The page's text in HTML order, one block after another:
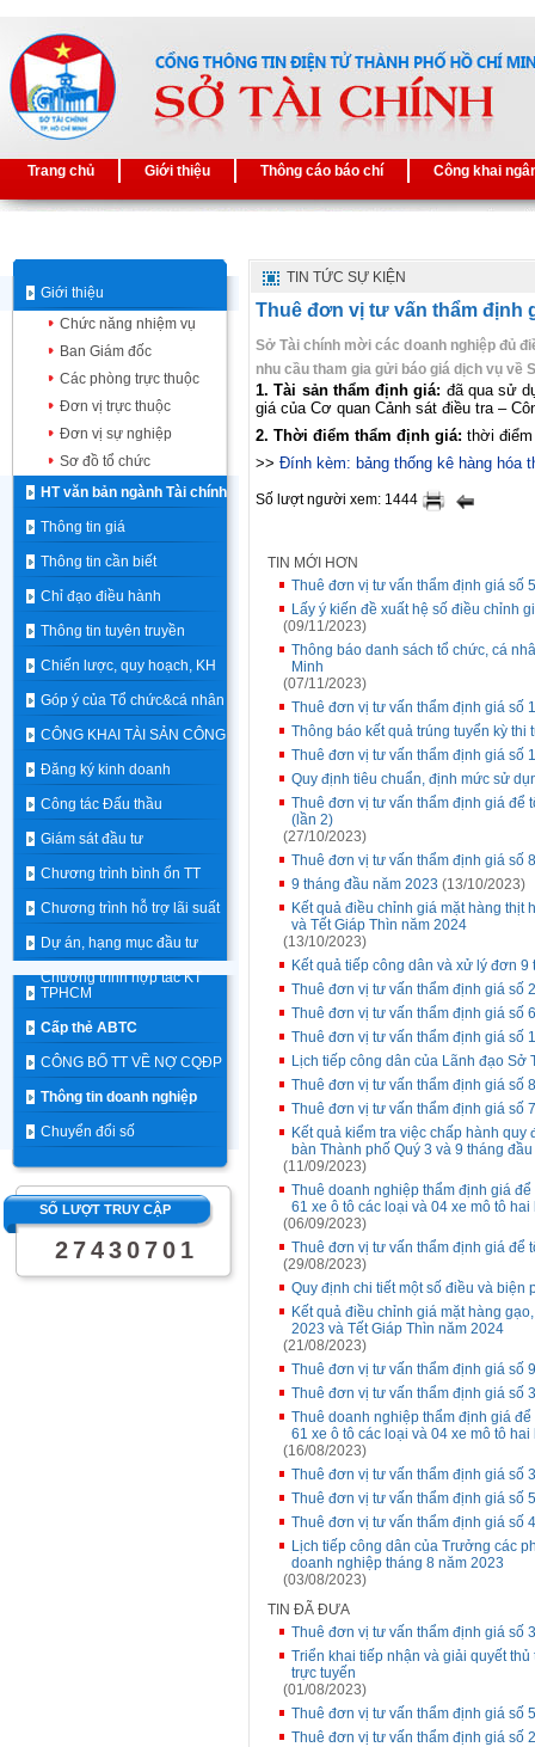
Trang chủ Giới thiệu Thông cáo báo chí Công khai
Giới thiệu
Chức năng nhiệm vụ
Ban Giám đốc
Các phòng trực thuộc
Đơn vị trực thuộc
Đơn vị sự nghiệp
Sơ đồ tổ chức
HT văn bản ngành Tài chính
Thông tin giá
Thông tin cần biết
Chỉ đạo điều hành
Thông tin tuyên truyền
Chiến lược, quy hoạch, KH
Góp ý của Tổ chức&cá nhân
CÔNG KHAI TÀI SẢN CÔNG
Đăng ký kinh doanh
Công tác Đấu thầu
Giám sát đầu tư
Chương trình bình ổn TT
Chương trình hỗ trợ lãi suất
Dự án, hạng mục đầu tư
Chương trình hợp tác KT
TPHCM
Cấp thẻ ABTC
CÔNG BỐ TT VỀ NỢ CQĐP
Thông tin doanh nghiệp
Chuyển đổi số
SỐ LƯỢT TRUY CẬP
2 7 4 3 0 7 0 1
TIN TỨC SỰ KIỆN
Thuê đơn vị tư vấn thẩm định
Sở Tài chính mời các doanh nghiệp đủ
nhu cầu tham gia gửi báo giá dịch vụ về
1.Tài sản thẩm định giá: đã qua sử
giá của Cơ quan Cảnh sát điều tra –
2. Thời điểm thẩm định giá: thời
>> Đính kèm: bảng thống kê hàng hóa
Số lượt người xem: 1444
TIN MỚI HƠN
Thuê đơn vị tư vấn thẩm định giá số
Lấy ý kiến đề xuất hệ số điều chỉnh
(09/11/2023)
Thông báo danh sách tổ chức, cá
Minh
(07/11/2023)
Thuê đơn vị tư vấn thẩm định giá số
Thông báo kết quả trúng tuyển kỳ thi
Thuê đơn vị tư vấn thẩm định giá số
Quy định tiêu chuẩn, định mức sử
Thuê đơn vị tư vấn thẩm định giá để
(lần 2)
(27/10/2023)
Thuê đơn vị tư vấn thẩm định giá số
9 tháng đầu năm 2023 (13/10/2023)
Kết quả điều chỉnh giá mặt hàng
và Tết Giáp Thìn năm 2024
(13/10/2023)
Kết quả tiếp công dân và xử lý đơn
Thuê đơn vị tư vấn thẩm định giá số
Thuê đơn vị tư vấn thẩm định giá số
Thuê đơn vị tư vấn thẩm định giá số
Lịch tiếp công dân của Lãnh đạo Sở
Thuê đơn vị tư vấn thẩm định giá số
Thuê đơn vị tư vấn thẩm định giá số
Kết quả kiểm tra việc chấp hành
bàn Thành phố Quý 3 và 9 tháng
(11/09/2023)
Thuê doanh nghiệp thẩm định giá
61 xe ô tô các loại và 04 xe mô tô
(06/09/2023)
Thuê đơn vị tư vấn thẩm định giá để
(29/08/2023)
Quy định chi tiết một số điều và biện
Kết quả điều chỉnh giá mặt hàng
2023 và Tết Giáp Thìn năm 2024
(21/08/2023)
Thuê đơn vị tư vấn thẩm định giá số
Thuê đơn vị tư vấn thẩm định giá số
Thuê doanh nghiệp thẩm định giá
61 xe ô tô các loại và 04 xe mô tô hai
(16/08/2023)
Thuê đơn vị tư vấn thẩm định giá số
Thuê đơn vị tư vấn thẩm định giá số
Thuê đơn vị tư vấn thẩm định giá số
Lịch tiếp công dân của Trưởng các
doanh nghiệp tháng 8 năm 2023
(03/08/2023)
TIN ĐÃ ĐƯA
Thuê đơn vị tư vấn thẩm định giá số
Triển khai tiếp nhận và giải quyết
trực tuyến
(01/08/2023)
Thuê đơn vị tư vấn thẩm định giá số
Thuê đơn vị tư vấn thẩm định giá số